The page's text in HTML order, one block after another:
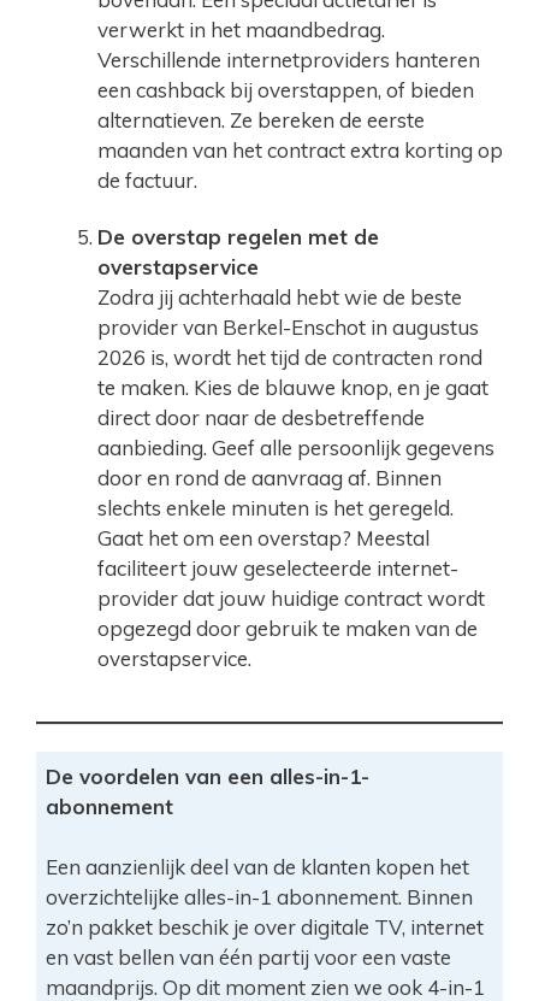
verwerkt in het maandbedrag.
Verschillende internetproviders hanteren
een cashback bij overstappen, of bieden
alternatieven. Ze bereken de eerste
maanden van het contract extra korting op
de factuur.
De overstap regelen met de
overstapservice
Zodra jij achterhaald hebt wie de beste
provider van Berkel-Enschot in augustus
2026 is, wordt het tijd de contracten rond
te maken. Kies de blauwe knop, en je gaat
direct door naar de desbetreffende
aanbieding. Geef alle persoonlijk gegevens
door en rond de aanvraag af. Binnen
slechts enkele minuten is het geregeld.
Gaat het om een overstap? Meestal
faciliteert jouw geselecteerde internet-
provider dat jouw huidige contract wordt
opgezegd door gebruik te maken van de
overstapservice.
De voordelen van een alles-in-1-
abonnement
Een aanzienlijk deel van de klanten kopen het
overzichtelijke alles-in-1 abonnement. Binnen
zo’n pakket beschik je over digitale TV, internet
en vast bellen van één partij voor een vaste
maandprijs. Op dit moment zien we ook 4-in-1